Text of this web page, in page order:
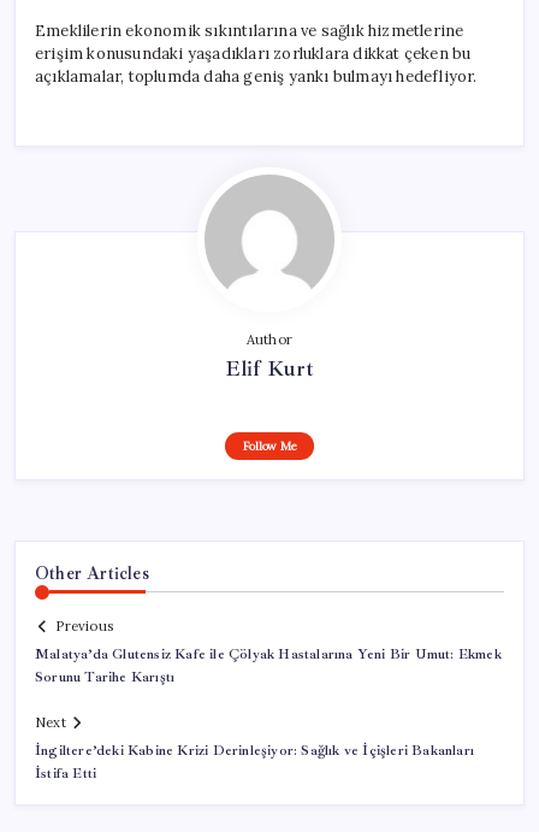
Emeklilerin ekonomik sıkıntılarına ve sağlık hizmetlerine
erişim konusundaki yaşadıkları zorluklara dikkat çeken bu
açıklamalar, toplumda daha geniş yankı bulmayı hedefliyor.
Author
Elif Kurt
Follow Me
Other Articles
Previous
Malatya’da Glutensiz Kafe ile Çölyak Hastalarına Yeni Bir Umut: Ekmek
Sorunu Tarihe Karıştı
Next
İngiltere’deki Kabine Krizi Derinleşiyor: Sağlık ve İçişleri Bakanları
İstifa Etti